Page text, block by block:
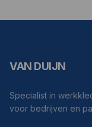
VAN DUIJN
Specialist in
voor bedrijven en